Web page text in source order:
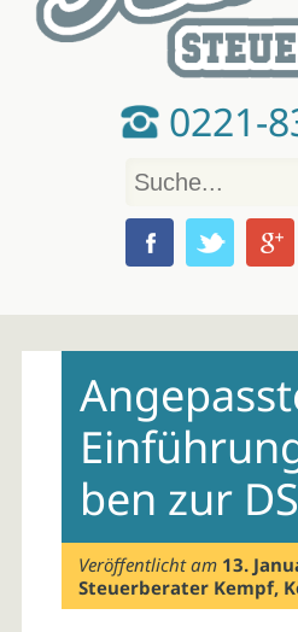
0221-
content
ben zur
Veröffentlicht am 13.
Steuerberater Kempf,